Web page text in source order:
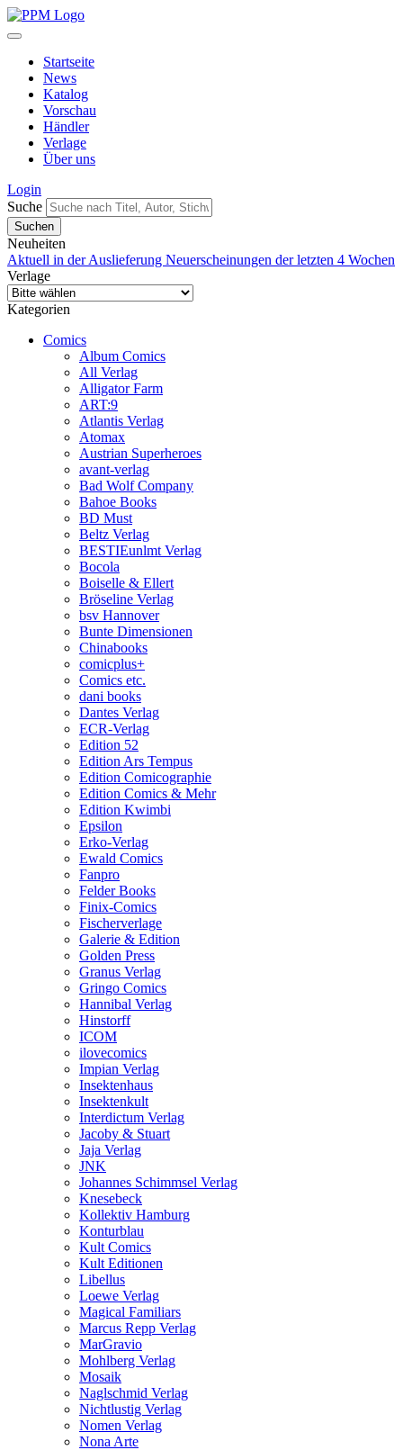
Startseite
News
Katalog
Vorschau
Händler
Verlage
Über uns
Login
Suche
Neuheiten
Aktuell in der Auslieferung Neuerscheinungen der letzten 4 Wochen
Verlage
Kategorien
Comics
Album Comics
All Verlag
Alligator Farm
ART:9
Atlantis Verlag
Atomax
Austrian Superheroes
avant-verlag
Bad Wolf Company
Bahoe Books
BD Must
Beltz Verlag
BESTIEunlmt Verlag
Bocola
Boiselle & Ellert
Bröseline Verlag
bsv Hannover
Bunte Dimensionen
Chinabooks
comicplus+
Comics etc.
dani books
Dantes Verlag
ECR-Verlag
Edition 52
Edition Ars Tempus
Edition Comicographie
Edition Comics & Mehr
Edition Kwimbi
Epsilon
Erko-Verlag
Ewald Comics
Fanpro
Felder Books
Finix-Comics
Fischerverlage
Galerie & Edition
Golden Press
Granus Verlag
Gringo Comics
Hannibal Verlag
Hinstorff
ICOM
ilovecomics
Impian Verlag
Insektenhaus
Insektenkult
Interdictum Verlag
Jacoby & Stuart
Jaja Verlag
JNK
Johannes Schimmsel Verlag
Knesebeck
Kollektiv Hamburg
Konturblau
Kult Comics
Kult Editionen
Libellus
Loewe Verlag
Magical Familiars
Marcus Repp Verlag
MarGravio
Mohlberg Verlag
Mosaik
Naglschmid Verlag
Nichtlustig Verlag
Nomen Verlag
Nona Arte